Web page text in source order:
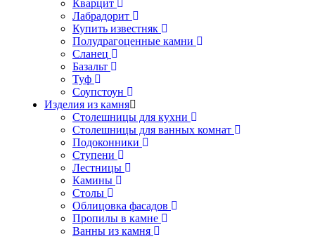
Кварцит
Лабрадорит
Купить известняк
Полудрагоценные камни
Сланец
Базальт
Туф
Соупстоун
Изделия из камня
Столешницы для кухни
Столешницы для ванных комнат
Подоконники
Ступени
Лестницы
Камины
Столы
Облицовка фасадов
Пропилы в камне
Ванны из камня